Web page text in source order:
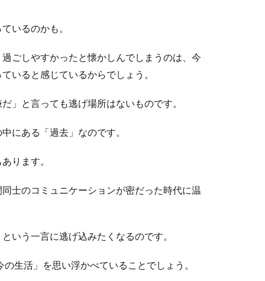
世界へ脱走！その理由や防止策について
していても窓や玄関を開けた瞬間に脱走してしまい探し回った
！窓を開けて換気しながらカビ対策！
いるのかも。
ごしやすかったと懐かしんでしまうのは、今
いると感じているからでしょう。
」と言っても逃げ場所はないものです。
にある「過去」なのです。
ります。
士のコミュニケーションが密だった時代に温
いう一言に逃げ込みたくなるのです。
生活」を思い浮かべていることでしょう。